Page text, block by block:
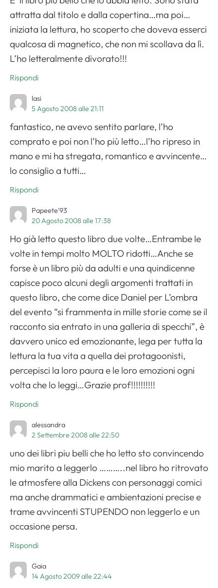
attratta dal titolo e dalla copertina…ma poi…
iniziata la lettura, ho scoperto che doveva esserci
qualcosa di magnetico, che non mi scollava da lì.
L’ho letteralmente divorato!!!
Rispondi
lasi
5 Agosto 2008 alle 21:11
fantastico, ne avevo sentito parlare, l’ho
comprato e poi non l’ho più letto…l’ho ripreso in
mano e mi ha stregata, romantico e avvincente…
lo consiglio a tutti…
Rispondi
Papeete'93
20 Agosto 2008 alle 17:38
Ho già letto questo libro due volte…Entrambe le
volte in tempi molto MOLTO ridotti…Anche se
forse è un libro più da adulti e una quindicenne
capisce poco alcuni degli argomenti trattati in
questo libro, che come dice Daniel per L’ombra
del evento “si frammenta in mille storie come se il
racconto sia entrato in una galleria di specchi”, è
davvero unico ed emozionante, lega per tutta la
lettura la tua vita a quella dei protagoonisti,
percepisci la loro paura e le loro emozioni ogni
volta che lo leggi…Grazie prof!!!!!!!!!!
Rispondi
alessandra
2 Settembre 2008 alle 22:50
uno dei libri piu belli che ho letto sto convincendo
mio marito a leggerlo ………..nel libro ho ritrovato
le atmosfere alla Dickens con personaggi comici
ma anche drammatici e ambientazioni precise e
trame avvincenti STUPENDO non leggerlo e un
occasione persa.
Rispondi
Gaia
14 Agosto 2009 alle 22:44